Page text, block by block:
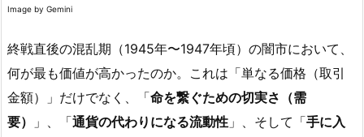
Image by Gemini
終戦直後の混乱期（1945年〜1947年頃）の闇市において、
何が最も価値が高かったのか。これは「単なる価格（取引
金額）」だけでなく、「命を繋ぐための切実さ（需
要）
」、「通貨の代わりになる流動性 」、そして「手に入